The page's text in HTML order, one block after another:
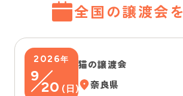
全国の譲渡会
2026年
9
20 ( 日)
猫の譲渡会
奈良県